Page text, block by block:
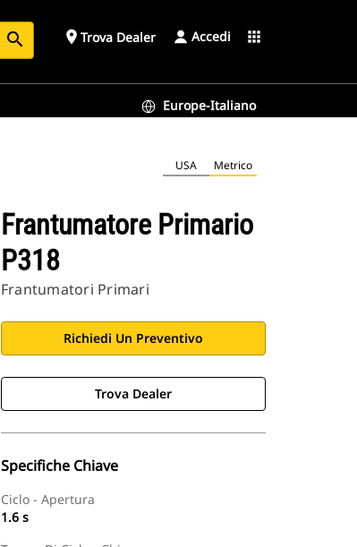
search place Trova Dealer Accedi apps
Europe-Italiano
USA Metrico
Frantumatore Primario
P318
Frantumatori Primari
Richiedi Un Preventivo
Trova Dealer
Specifiche Chiave
Ciclo - Apertura
1.6 s